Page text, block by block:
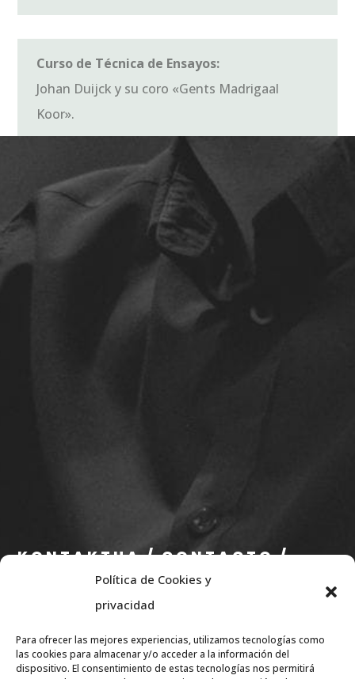
Política de Cookies y
privacidad
Para ofrecer las mejores experiencias, utilizamos tecnologías como
las cookies para almacenar y/o acceder a la información del
dispositivo. El consentimiento de estas tecnologías nos permitirá
Curso de Técnica de Ensayos:
Johan Duijck y su coro «Gents Madrigaal
Koor».
CONCIERTOS
KONTAKTUA / CONTACTO /
CONTACT
+34 656 79 07 36